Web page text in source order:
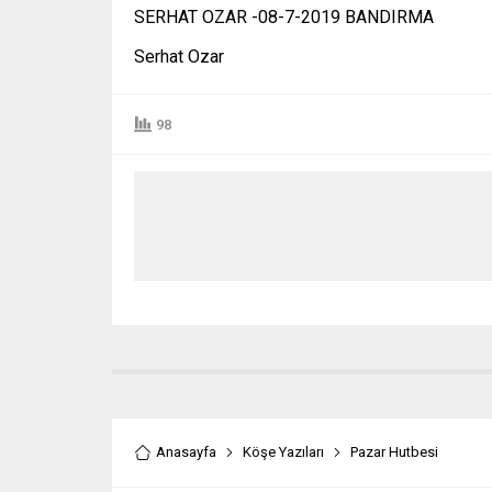
SERHAT OZAR -08-7-2019 BANDIRMA
Serhat Ozar
98
Anasayfa Köşe Yazıları Pazar Hutbesi